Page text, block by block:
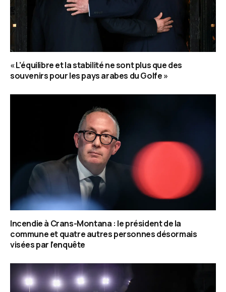
« L’équilibre et la stabilité ne sont plus que des
souvenirs pour les pays arabes du Golfe »
Incendie à Crans-Montana : le président de la
commune et quatre autres personnes désormais
visées par l’enquête